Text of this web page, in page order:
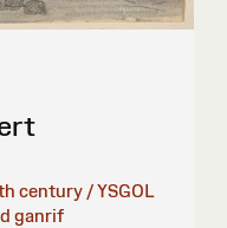
century / YSGOL
ganrif